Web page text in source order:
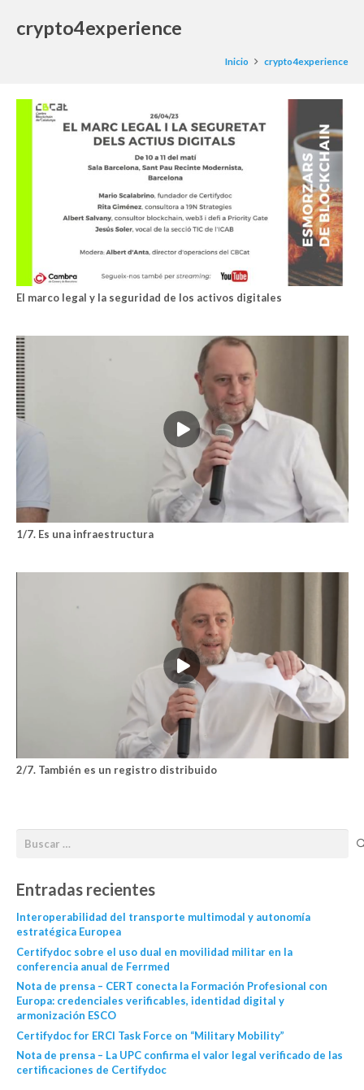
crypto4experience
Inicio crypto4experience
El marco legal y la seguridad de los activos digitales
1/7. Es una infraestructura
2/7. También es un registro distribuido
Entradas recientes
Interoperabilidad del transporte multimodal y autonomía
estratégica Europea
Certifydoc sobre el uso dual en movilidad militar en la
conferencia anual de Ferrmed
Nota de prensa – CERT conecta la Formación Profesional con
Europa: credenciales verificables, identidad digital y
armonización ESCO
Certifydoc for ERCI Task Force on “Military Mobility”
Nota de prensa – La UPC confirma el valor legal verificado de las
certificaciones de Certifydoc